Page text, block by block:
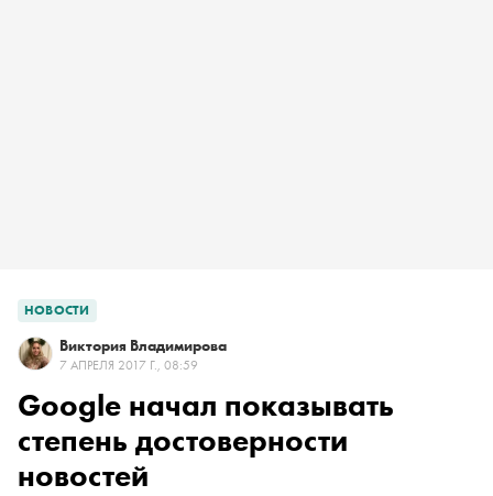
НОВОСТИ
Виктория Владимирова
7 АПРЕЛЯ 2017 Г., 08:59
Google начал показывать
степень достоверности
новостей